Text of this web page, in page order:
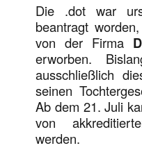
Die .dot war
beantragt
von der Firma
erworben.
ausschließlich
seinen
Ab dem 21. Juli
von
werden.